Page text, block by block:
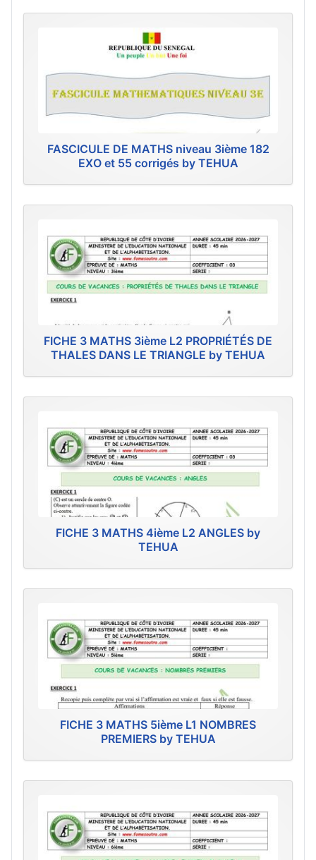
FASCICULE DE MATHS niveau 3ième 182
EXO et 55 corrigés by TEHUA
FICHE 3 MATHS 3ième L2 PROPRIÉTÉS DE
THALES DANS LE TRIANGLE by TEHUA
FICHE 3 MATHS 4ième L2 ANGLES by
TEHUA
FICHE 3 MATHS 5ième L1 NOMBRES
PREMIERS by TEHUA